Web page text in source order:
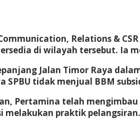
Relations &
di wilayah tersebut. Ia
Jalan Timor Raya
SPBU tidak menjual BBM
Pertamina telah
melakukan praktik pelangsiran.